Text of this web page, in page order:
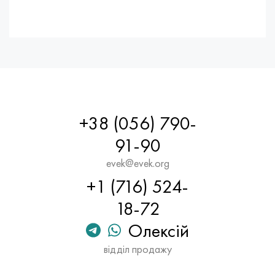
+38 (056) 790-
91-90
evek@evek.org
+1 (716) 524-
18-72
Олексій
відділ продажу